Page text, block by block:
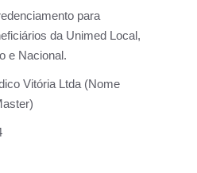
para
da Unimed Local,
e Nacional.
Vitória Ltda (Nome